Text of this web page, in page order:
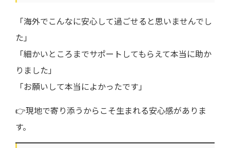
「海外でこんなに安心して過ごせると思いませんでし
た」
「細かいところまでサポートしてもらえて本当に助か
りました」
「お願いして本当によかったです」
👉現地で寄り添うからこそ生まれる安心感がありま
す。